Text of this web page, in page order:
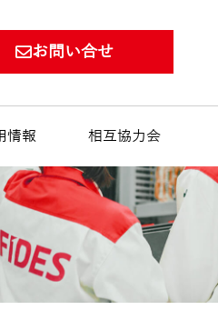
お問い合せ
情報 相互協力会